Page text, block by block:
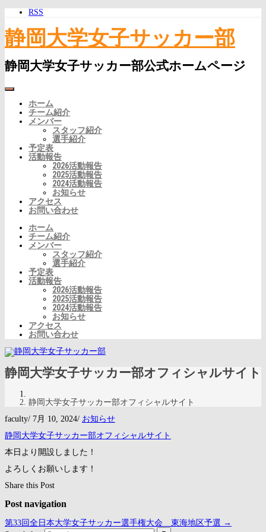
RSS
静岡大学女子サッカー部
静岡大学女子サッカー部公式ホームページ
ホーム
チーム紹介
メンバー
スタッフ紹介
選手紹介
予定表
活動報告
2026活動報告
2025活動報告
2024活動報告
お知らせ
アクセス
お問い合わせ
ホーム
チーム紹介
メンバー
スタッフ紹介
選手紹介
予定表
活動報告
2026活動報告
2025活動報告
2024活動報告
お知らせ
アクセス
お問い合わせ
静岡大学女子サッカー部オフィシャルサイト
静岡大学女子サッカー部オフィシャルサイト
faculty/ 7月 10, 2024/ お知らせ
静岡大学女子サッカー部オフィシャルサイト
本日より開設しました！
よろしくお願いします！
Share this Post
Post navigation
第33回全日本大学女子サッカー選手権大会 東海地区予選 →